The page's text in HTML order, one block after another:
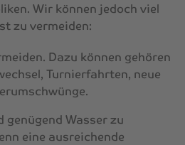
Wir können jedoch viel
zu vermeiden:
Dazu können gehören
Turnierfahrten, neue
genügend Wasser zu
eine ausreichende